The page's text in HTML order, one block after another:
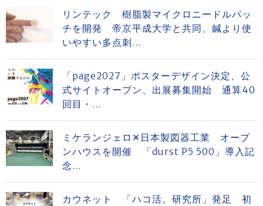
リンテック 樹脂製マイクロニードルパッ
チを開発 帝京平成大学と共同、鍼より使
いやすい多点刺...
「page2027」ポスターデザイン決定、公
式サイトオープン、出展募集開始 通算40
回目・...
ミケランジェロ✕日本製図器工業 オープ
ンハウスを開催 「durst P5 500」導入記
念...
カウネット 「ハコ活。研究所」発足 初